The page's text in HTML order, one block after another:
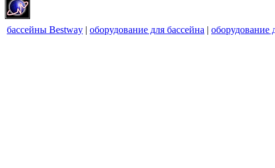
бассейны Bestway | оборудование для бассейна | оборудование